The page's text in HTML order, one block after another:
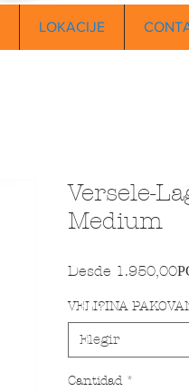
LOKACIJE
Versele-
Medium
Desde
VELI?INA
Elegir
Cantidad *